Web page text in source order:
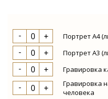
Портрет А4
Портрет А3
Гравировка
Гравировка
человека